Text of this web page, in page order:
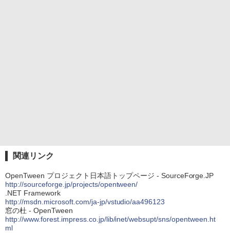
関連リンク
OpenTween プロジェクト日本語トップページ - SourceForge.JP
http://sourceforge.jp/projects/opentween/
.NET Framework
http://msdn.microsoft.com/ja-jp/vstudio/aa496123
窓の杜 - OpenTween
http://www.forest.impress.co.jp/lib/inet/websupt/sns/opentween.ht
ml